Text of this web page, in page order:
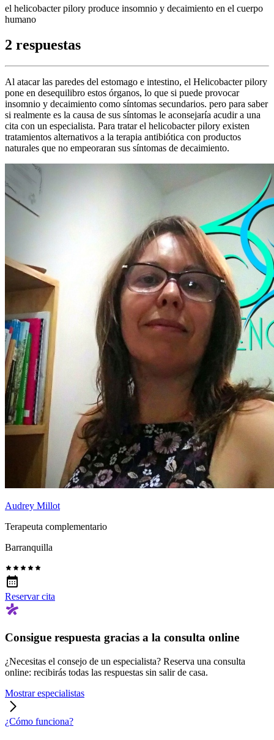
el helicobacter pilory produce insomnio y decaimiento en el cuerpo
humano
2 respuestas
Al atacar las paredes del estomago e intestino, el Helicobacter pilory
pone en desequilibro estos órganos, lo que si puede provocar
insomnio y decaimiento como síntomas secundarios. pero para saber
si realmente es la causa de sus síntomas le aconsejaría acudir a una
cita con un especialista. Para tratar el helicobacter pilory existen
tratamientos alternativos a la terapia antibiótica con productos
naturales que no empeoraran sus síntomas de decaimiento.
Audrey Millot
Terapeuta complementario
Barranquilla
Reservar cita
Consigue respuesta gracias a la consulta online
¿Necesitas el consejo de un especialista? Reserva una consulta
online: recibirás todas las respuestas sin salir de casa.
Mostrar especialistas
¿Cómo funciona?